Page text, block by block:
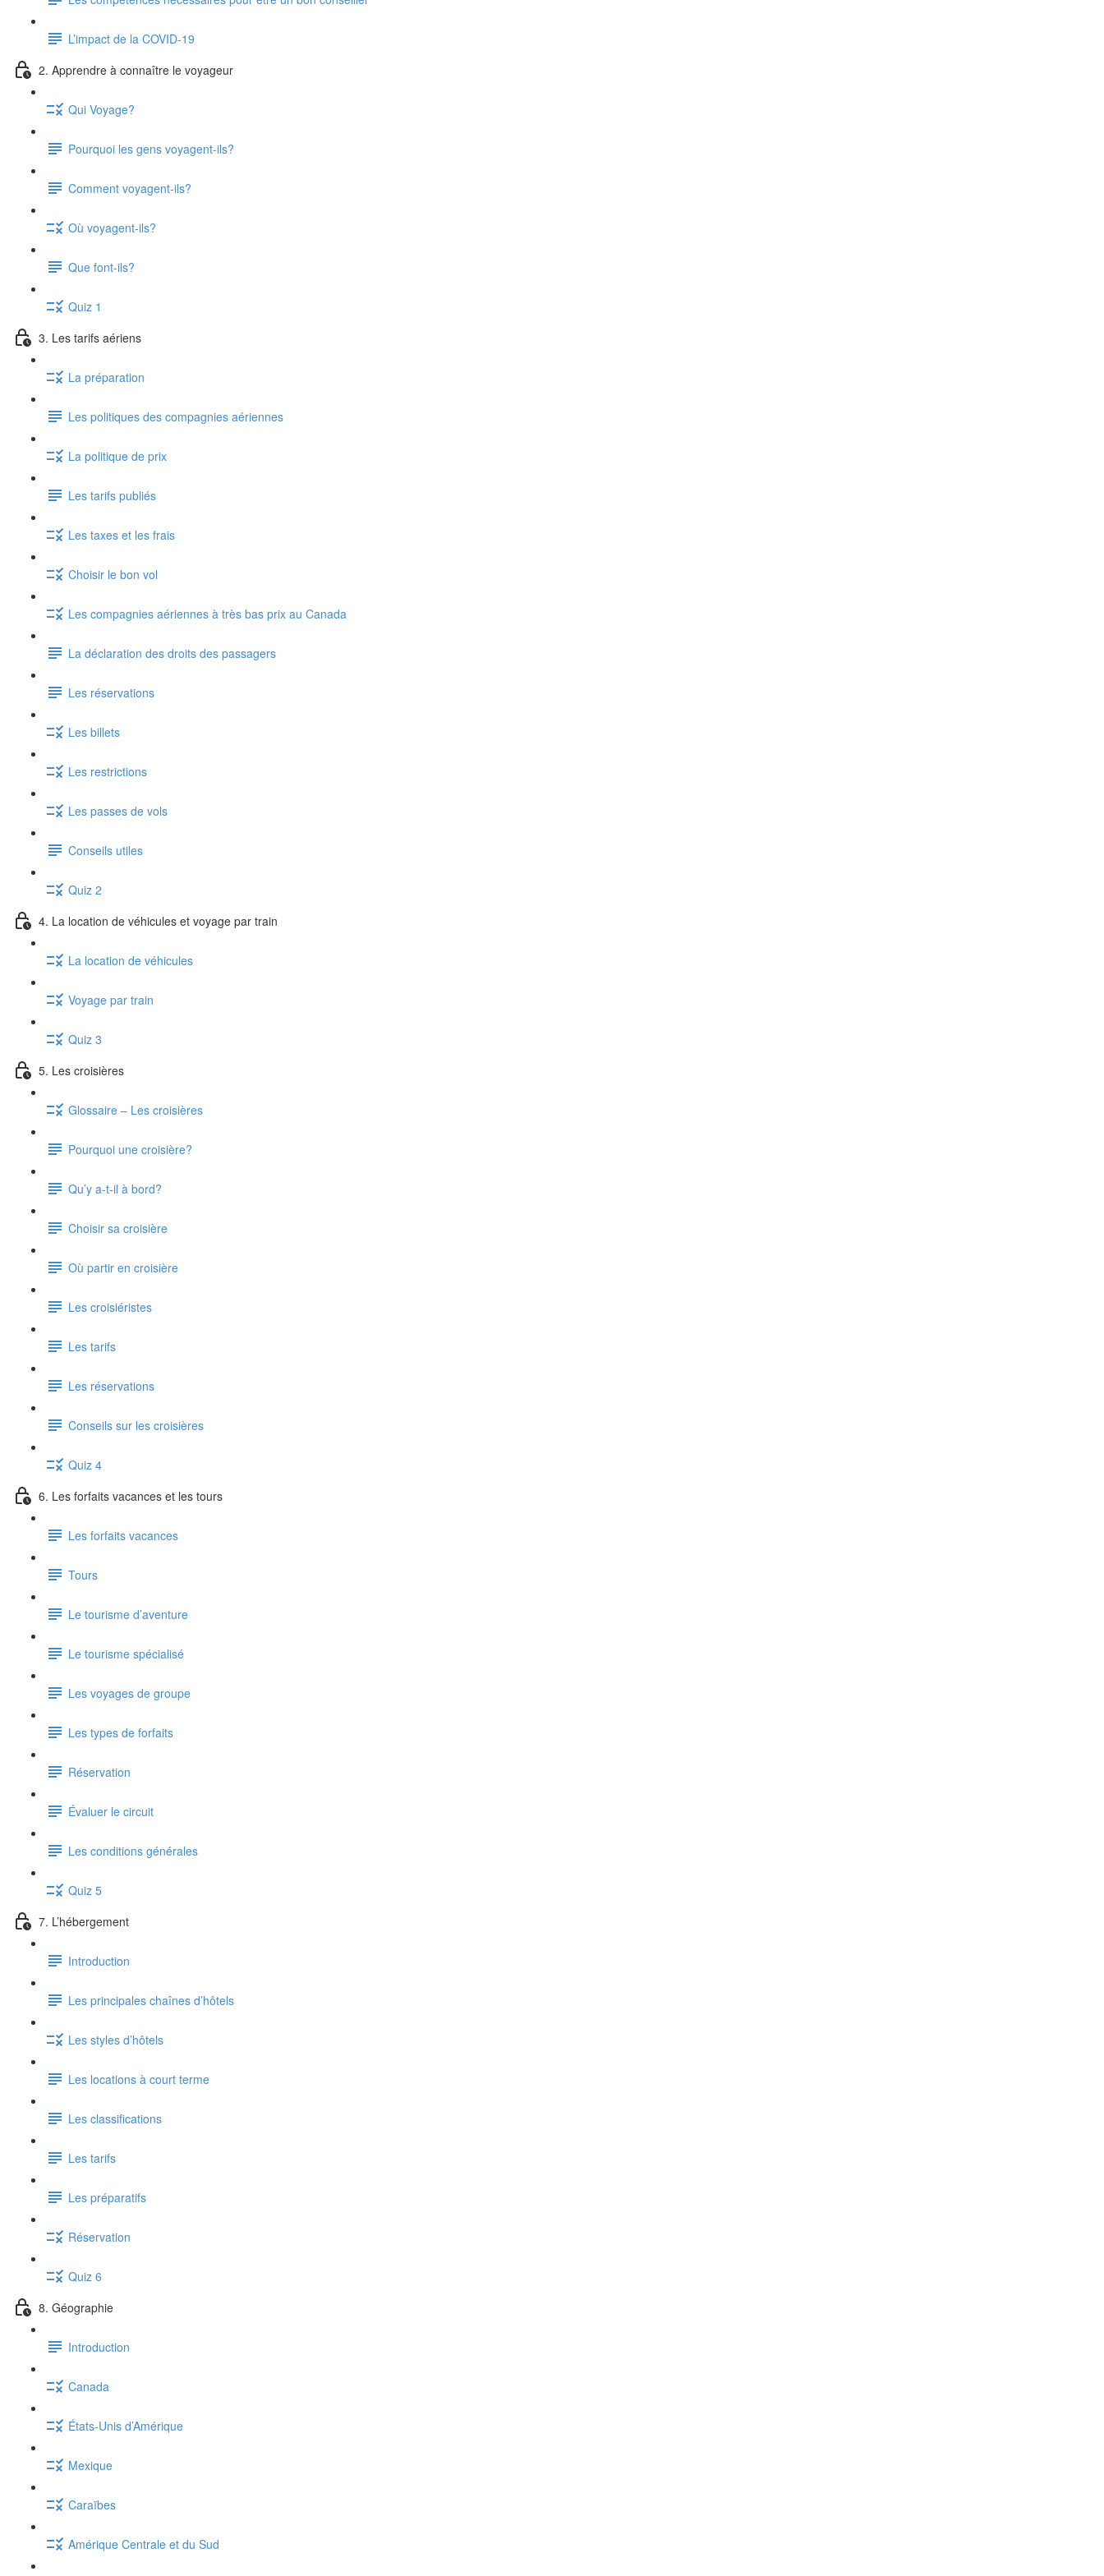
L’impact de la COVID-19
2. Apprendre à connaître le voyageur
Qui Voyage?
Pourquoi les gens voyagent-ils?
Comment voyagent-ils?
Où voyagent-ils?
Que font-ils?
Quiz 1
3. Les tarifs aériens
La préparation
Les politiques des compagnies aériennes
La politique de prix
Les tarifs publiés
Les taxes et les frais
Choisir le bon vol
Les compagnies aériennes à très bas prix au Canada
La déclaration des droits des passagers
Les réservations
Les billets
Les restrictions
Les passes de vols
Conseils utiles
Quiz 2
4. La location de véhicules et voyage par train
La location de véhicules
Voyage par train
Quiz 3
5. Les croisières
Glossaire – Les croisières
Pourquoi une croisière?
Qu’y a-t-il à bord?
Choisir sa croisière
Où partir en croisière
Les croisiéristes
Les tarifs
Les réservations
Conseils sur les croisières
Quiz 4
6. Les forfaits vacances et les tours
Les forfaits vacances
Tours
Le tourisme d’aventure
Le tourisme spécialisé
Les voyages de groupe
Les types de forfaits
Réservation
Évaluer le circuit
Les conditions générales
Quiz 5
7. L’hébergement
Introduction
Les principales chaînes d’hôtels
Les styles d’hôtels
Les locations à court terme
Les classifications
Les tarifs
Les préparatifs
Réservation
Quiz 6
8. Géographie
Introduction
Canada
États-Unis d’Amérique
Mexique
Caraïbes
Amérique Centrale et du Sud